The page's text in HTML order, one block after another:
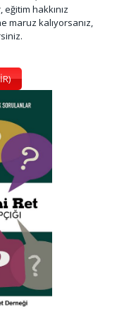
hakkınız
maruz kalıyorsanız,